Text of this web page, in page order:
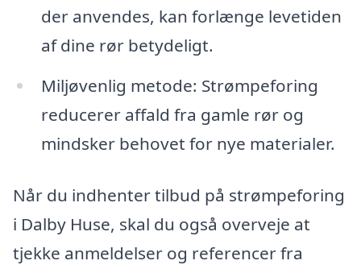
der anvendes, kan forlænge levetiden
af dine rør betydeligt.
Miljøvenlig metode: Strømpeforing
reducerer affald fra gamle rør og
mindsker behovet for nye materialer.
Når du indhenter tilbud på strømpeforing
i Dalby Huse, skal du også overveje at
tjekke anmeldelser og referencer fra